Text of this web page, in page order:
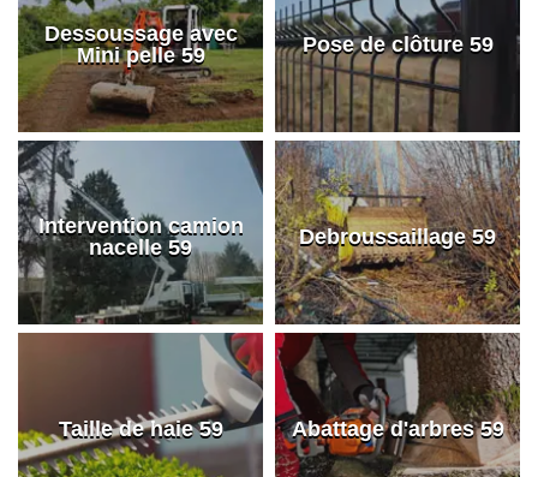
Dessoussage avec
Mini pelle 59
Pose de clôture 59
Intervention camion
nacelle 59
Debroussaillage 59
Taille de haie 59 Abattage d'arbres 59